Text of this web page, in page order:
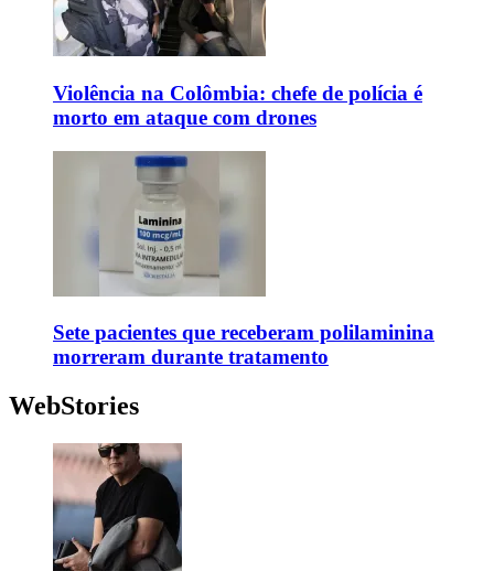
Violência na Colômbia: chefe de polícia é
morto em ataque com drones
Sete pacientes que receberam polilaminina
morreram durante tratamento
WebStories